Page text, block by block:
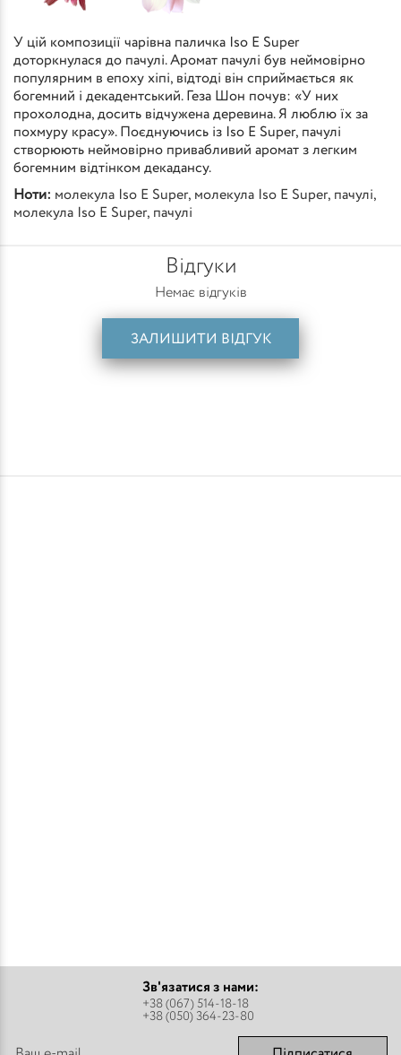
У цій композиції чарівна паличка Iso E Super
доторкнулася до пачулі. Аромат пачулі був неймовірно
популярним в епоху хіпі, відтоді він сприймається як
богемний і декадентський. Геза Шон почув: «У них
прохолодна, досить відчужена деревина. Я люблю їх за
похмуру красу». Поєднуючись із Iso E Super, пачулі
створюють неймовірно привабливий аромат з легким
богемним відтінком декадансу.
Ноти: молекула Iso E Super, молекула Iso E Super, пачулі,
молекула Iso E Super, пачулі
Відгуки
Немає відгуків
ЗАЛИШИТИ ВІДГУК
Зв'язатися з нами:
+38 (067) 514-18-18
+38 (050) 364-23-80